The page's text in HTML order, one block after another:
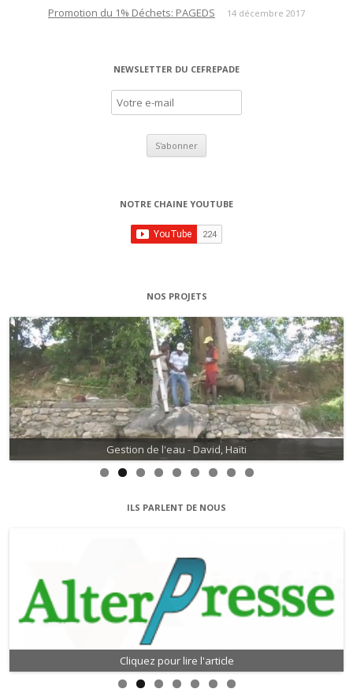
Promotion du 1% Déchets: PAGEDS 14 décembre 2017
NEWSLETTER DU CEFREPADE
NOTRE CHAINE YOUTUBE
NOS PROJETS
Gestion de l'eau - David, Haïti
ILS PARLENT DE NOUS
Cliquez pour lire l'article